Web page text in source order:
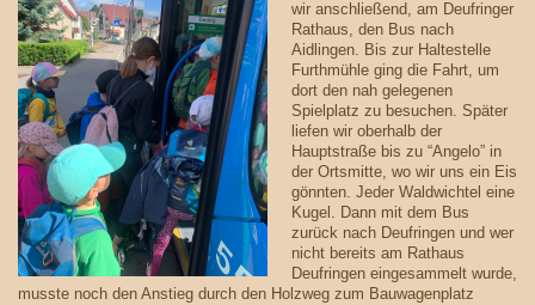
wir anschließend, am Deufringer
Rathaus, den Bus nach
Aidlingen. Bis zur Haltestelle
Furthmühle ging die Fahrt, um
dort den nah gelegenen
Spielplatz zu besuchen. Später
liefen wir oberhalb der
Hauptstraße bis zu “Angelo” in
der Ortsmitte, wo wir uns ein Eis
gönnten. Jeder Waldwichtel eine
Kugel. Dann mit dem Bus
zurück nach Deufringen und wer
nicht bereits am Rathaus
Deufringen eingesammelt wurde,
musste noch den Anstieg durch den Holzweg zum Bauwagenplatz